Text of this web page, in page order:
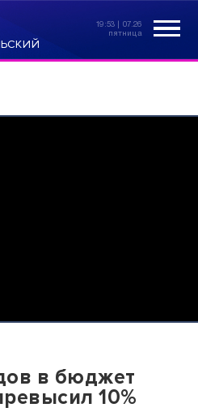
19:53 | 07.26
пятница
в бюджет
10%